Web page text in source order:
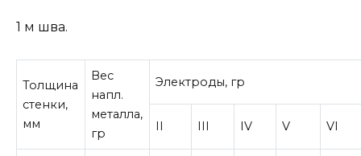
1 м шва.
Толщина
стенки,
мм
Вес
напл.
металла,
гр
Электроды, гр
II III IV V VI